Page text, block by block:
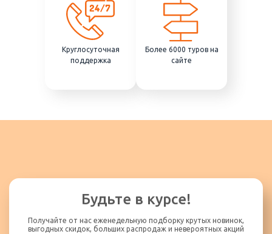
Круглосуточная
поддержка
Более 6000 туров на
сайте
Будьте в курсе!
Получайте от нас еженедельную подборку крутых новинок,
выгодных скидок, больших распродаж и невероятных акций